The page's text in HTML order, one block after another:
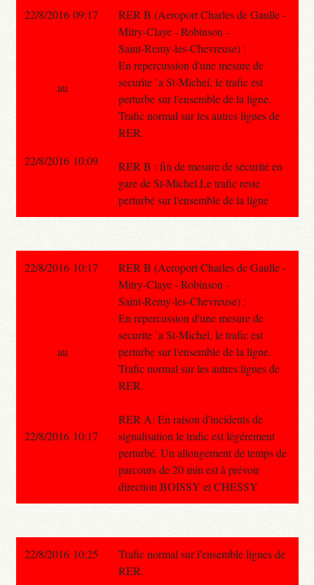
22/8/2016 09:17
RER B (Aeroport Charles de Gaulle -
Mitry-Claye - Robinson -
Saint-Remy-les-Chevreuse) :
En repercussion d'une mesure de
securite `a St-Michel, le trafic est
perturbe sur l'ensemble de la ligne.
Trafic normal sur les autres lignes de
RER.
RER B : fin de mesure de sécurité en
gare de St-Michel.Le trafic reste
perturbé sur l'ensemble de la ligne
au
22/8/2016 10:09
22/8/2016 10:17
RER B (Aeroport Charles de Gaulle -
Mitry-Claye - Robinson -
Saint-Remy-les-Chevreuse) :
En repercussion d'une mesure de
securite `a St-Michel, le trafic est
perturbe sur l'ensemble de la ligne.
Trafic normal sur les autres lignes de
RER.
RER A: En raison d'incidents de
signalisation le trafic est légérement
perturbé. Un allongement de temps de
parcours de 20 min est à prévoir
direction BOISSY et CHESSY
au
22/8/2016 10:17
22/8/2016 10:25
Trafic normal sur l'ensemble lignes de
RER.